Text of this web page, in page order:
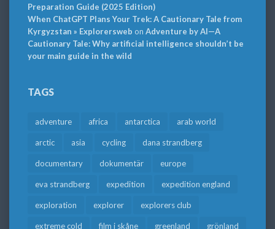
Preparation Guide (2025 Edition)
When ChatGPT Plans Your Trek: A Cautionary Tale from
Kyrgyzstan » Explorersweb on Adventure by AI—A
Cautionary Tale: Why artificial intelligence shouldn’t be
your main guide in the wild
TAGS
adventure africa antarctica arab world
arctic asia cycling dana strandberg
documentary dokumentär europe
eva strandberg expedition expedition england
exploration explorer explorers club
extreme cold film i skåne greenland grönland